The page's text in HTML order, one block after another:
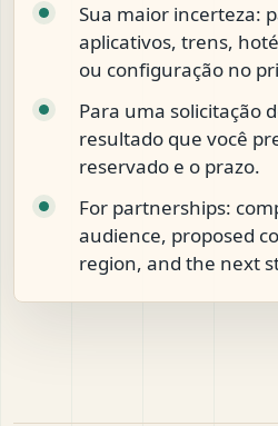
Sua maior incerteza:
aplicativos, trens,
ou configuração no
Para uma solicitação
resultado que você
reservado e o prazo.
For partnerships:
audience, proposed
region, and the next